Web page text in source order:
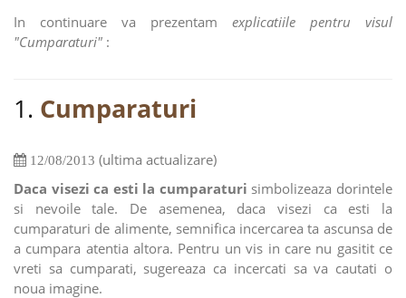
In continuare va prezentam explicatiile pentru visul
"Cumparaturi" :
1. Cumparaturi
12/08/2013 (ultima actualizare)
Daca visezi ca esti la cumparaturi simbolizeaza dorintele
si nevoile tale. De asemenea, daca visezi ca esti la
cumparaturi de alimente, semnifica incercarea ta ascunsa de
a cumpara atentia altora. Pentru un vis in care nu gasitit ce
vreti sa cumparati, sugereaza ca incercati sa va cautati o
noua imagine.